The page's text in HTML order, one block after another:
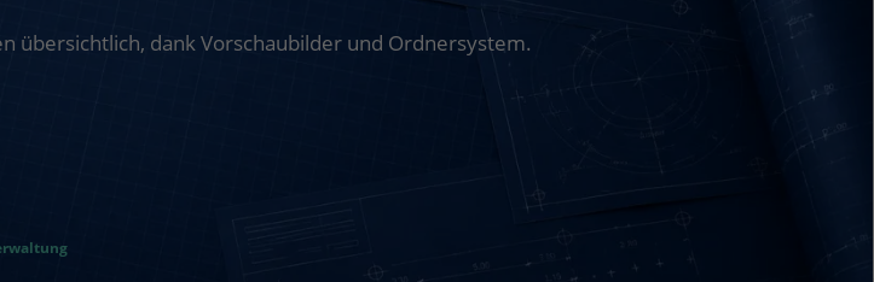
übersichtlich, dank Vorschaubilder und Ordnersystem.